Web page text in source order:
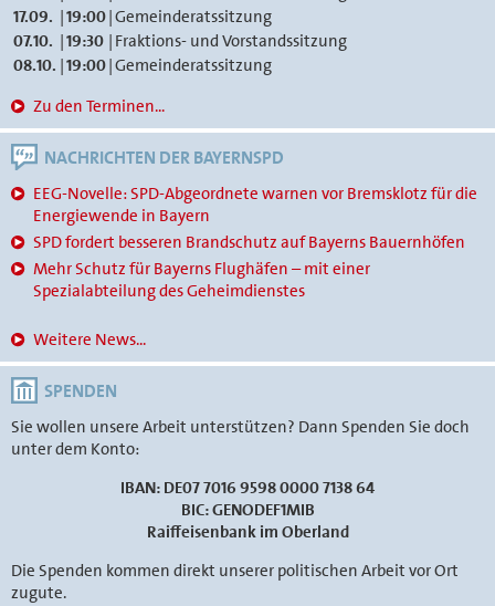
17.09. |19:00|Gemeinderatssitzung
07.10. |19:30 | Fraktions- und Vorstandssitzung
08.10. |19:00|Gemeinderatssitzung
Zu den Terminen...
NACHRICHTEN DER BAYERNSPD
EEG-Novelle: SPD-Abgeordnete warnen vor Bremsklotz für die
Energiewende in Bayern
SPD fordert besseren Brandschutz auf Bayerns Bauernhöfen
Mehr Schutz für Bayerns Flughäfen – mit einer
Spezialabteilung des Geheimdienstes
Weitere News...
SPENDEN
Sie wollen unsere Arbeit unterstützen? Dann Spenden Sie doch
unter dem Konto:
IBAN: DE07 7016 9598 0000 7138 64
BIC: GENODEF1MIB
Raiffeisenbank im Oberland
Die Spenden kommen direkt unserer politischen Arbeit vor Ort
zugute.